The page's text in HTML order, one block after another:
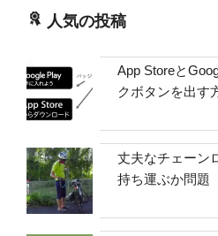
人気の投稿
App Storeと
クボタンを出す
丈夫なチェーン
持ち運ぶか問題